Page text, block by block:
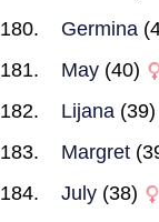
Germina
May (40)
Lijana (39)
Margret
July (38)